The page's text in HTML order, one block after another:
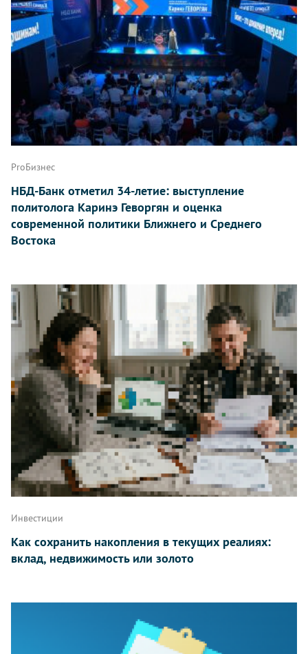
ProБизнес
НБД-Банк отметил 34-летие: выступление
политолога Каринэ Геворгян и оценка
современной политики Ближнего и Среднего
Востока
Инвестиции
Как сохранить накопления в текущих реалиях:
вклад, недвижимость или золото